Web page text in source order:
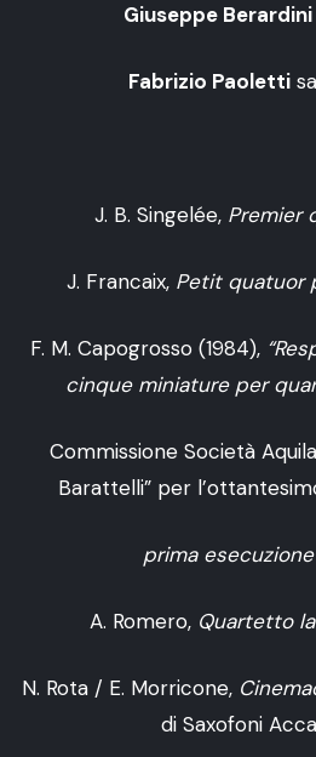
Giuseppe Berardini
Fabrizio Paoletti
J. B. Singelée, Premier
J. Francaix, Petit quatuor
F. M. Capogrosso (1984),
cinque miniature per
Commissione Società
Barattelli” per
prima
A. Romero, Quartetto
N. Rota / E. Morricone,
di Saxofoni